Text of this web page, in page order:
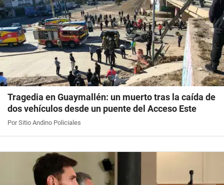
Tragedia en Guaymallén: un muerto tras la caída de
dos vehículos desde un puente del Acceso Este
Por Sitio Andino Policiales